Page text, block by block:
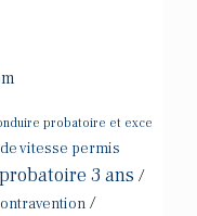
probatoire et exce
vitesse permis
3 ans /
/